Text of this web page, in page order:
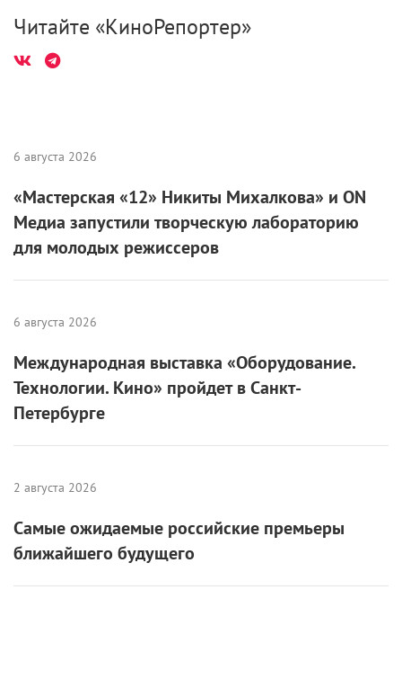
Читайте «КиноРепортер»
6 августа 2026
«Мастерская «12» Никиты Михалкова» и ON
Медиа запустили творческую лабораторию
для молодых режиссеров
6 августа 2026
Международная выставка «Оборудование.
Технологии. Кино» пройдет в Санкт-
Петербурге
2 августа 2026
Самые ожидаемые российские премьеры
ближайшего будущего